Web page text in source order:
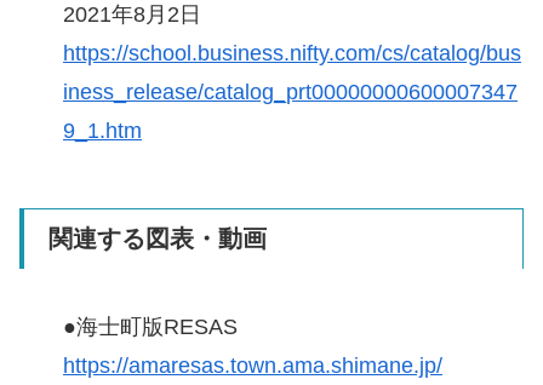
2021年8月2日
https://school.business.nifty.com/cs/catalog/bus
iness_release/catalog_prt00000000600007347
9_1.htm
関連する図表・動画
●海士町版RESAS
https://amaresas.town.ama.shimane.jp/